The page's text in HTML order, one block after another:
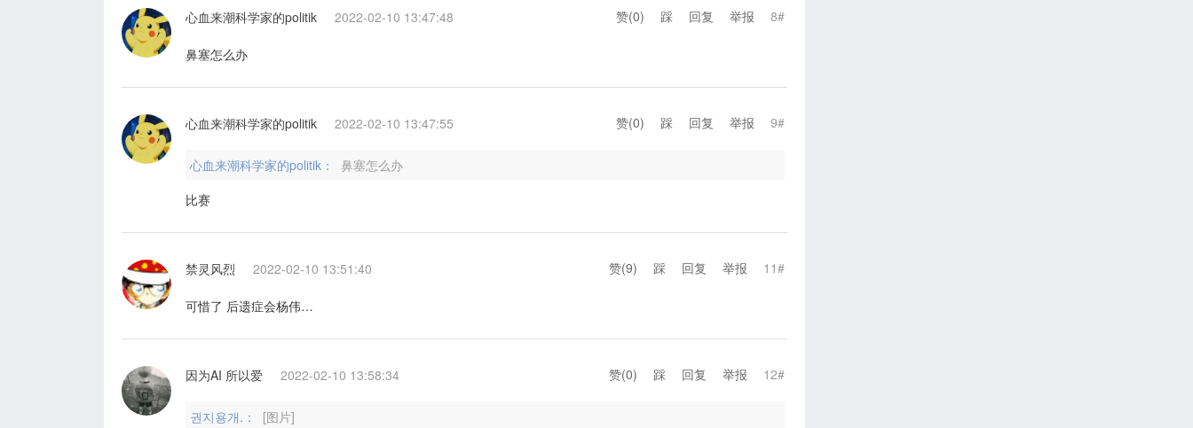
心血来潮科学家的politik 2022-02-10 13:47:48 赞(0) 踩 回复 举报 8#
鼻塞怎么办
心血来潮科学家的politik 2022-02-10 13:47:55 赞(0) 踩 回复 举报 9#
心血来潮科学家的politik：
鼻塞怎么办
比赛
禁灵风烈 2022-02-10 13:51:40 赞(9) 踩 回复 举报 11#
可惜了 后遗症会杨伟…
因为AI 所以爱 2022-02-10 13:58:34 赞(0) 踩 回复 举报 12#
권지용개.： [图片]